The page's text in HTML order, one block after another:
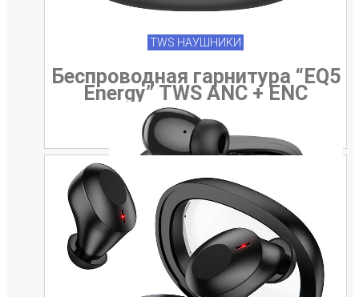
TWS НАУШНИКИ
Беспроводная гарнитура “EQ5
Energy” TWS ANC + ENC